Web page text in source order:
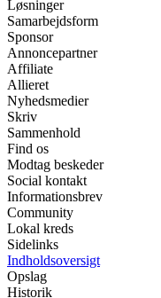
Løsninger
Samarbejdsform
Sponsor
Annoncepartner
Affiliate
Allieret
Nyhedsmedier
Skriv
Sammenhold
Find os
Modtag beskeder
Social kontakt
Informationsbrev
Community
Lokal kreds
Sidelinks
Indholdsoversigt
Opslag
Historik